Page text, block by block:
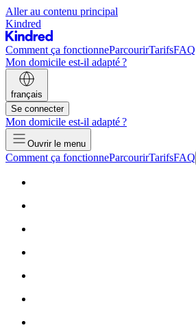
Aller au contenu principal
Kindred
Comment ça fonctionneParcourirTarifsFAQ
Mon domicile est-il adapté ?
français
Se connecter
Mon domicile est-il adapté ?
Ouvrir le menu
Comment ça fonctionneParcourirTarifsFAQ